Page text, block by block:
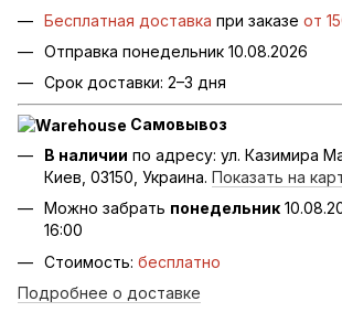
Бесплатная доставка при заказе от
Отправка понедельник 10.08.2026
Срок доставки: 2–3 дня
Самовывоз
В наличии по адресу: ул. Казимира
Киев, 03150, Украина. Показать на
Можно забрать понедельник
16:00
Стоимость: бесплатно
Подробнее о доставке